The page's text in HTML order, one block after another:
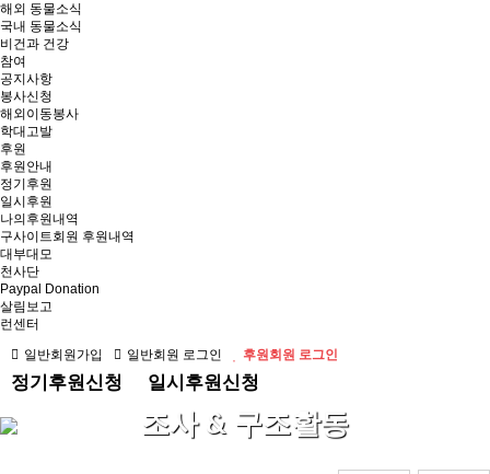
해외 동물소식
국내 동물소식
비건과 건강
참여
공지사항
봉사신청
해외이동봉사
학대고발
후원
후원안내
정기후원
일시후원
나의후원내역
구사이트회원 후원내역
대부대모
천사단
Paypal Donation
살림보고
런센터
일반회원가입
일반회원 로그인 후원회원 로그인
정기후원신청 일시후원신청
조사 & 구조활동